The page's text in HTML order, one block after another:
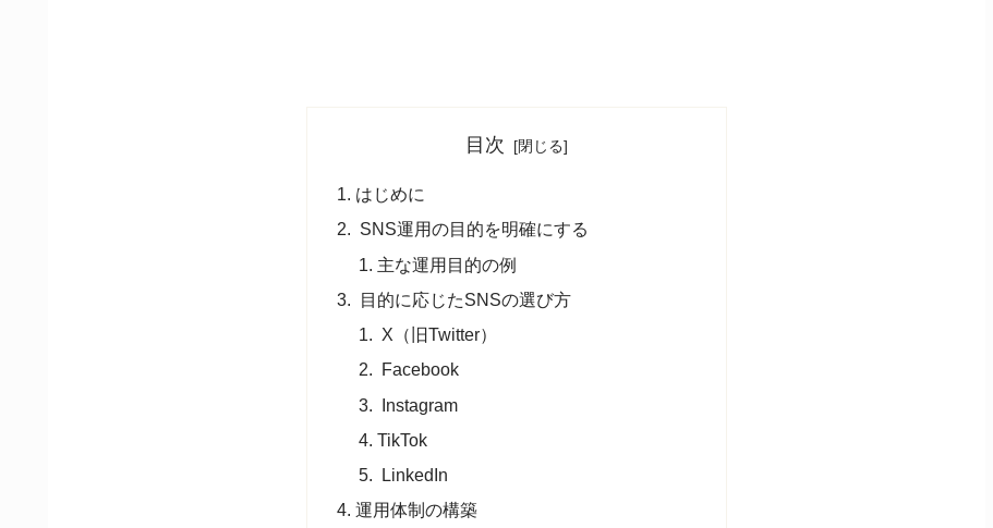
目次
はじめに
SNS運用の目的を明確にする
主な運用目的の例
目的に応じたSNSの選び方
X（旧Twitter）
Facebook
Instagram
TikTok
LinkedIn
運用体制の構築